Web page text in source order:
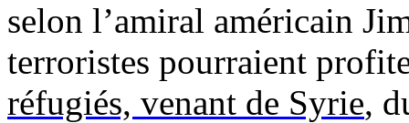
selon l’amiral américain
terroristes pourraient
réfugiés, venant de Syrie,